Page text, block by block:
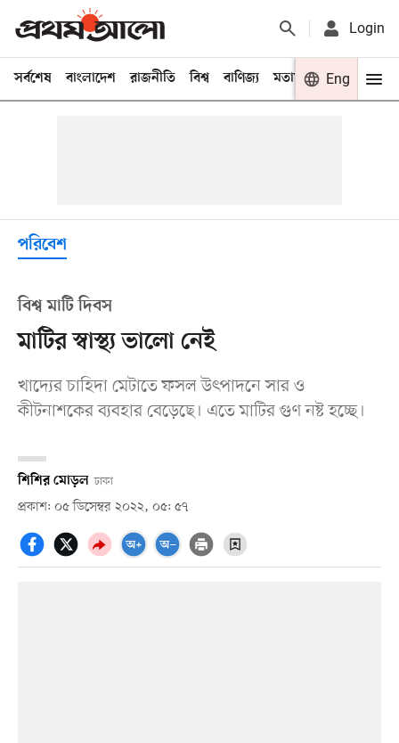
Login
সর্বশেষ বাংলাদেশ রাজনীতি বিশ্ব বাণিজ্য মতামত খেলা
Eng
পরিবেশ
বিশ্ব মাটি দিবস
মাটির স্বাস্থ্য ভালো নেই
খাদ্যের চাহিদা মেটাতে ফসল উৎপাদনে সার ও
কীটনাশকের ব্যবহার বেড়েছে। এতে মাটির গুণ নষ্ট হচ্ছে।
শিশির মোড়ল ঢাকা
প্রকাশ: ০৫ ডিসেম্বর ২০২২, ০৫: ৫৭